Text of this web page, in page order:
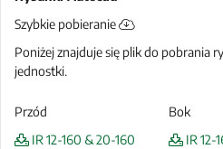
Szybkie pobieranie
Poniżej znajduje się plik do pobrania
jednostki.
Przód
IR 12-160 & 20-160
Bok
IR 12-